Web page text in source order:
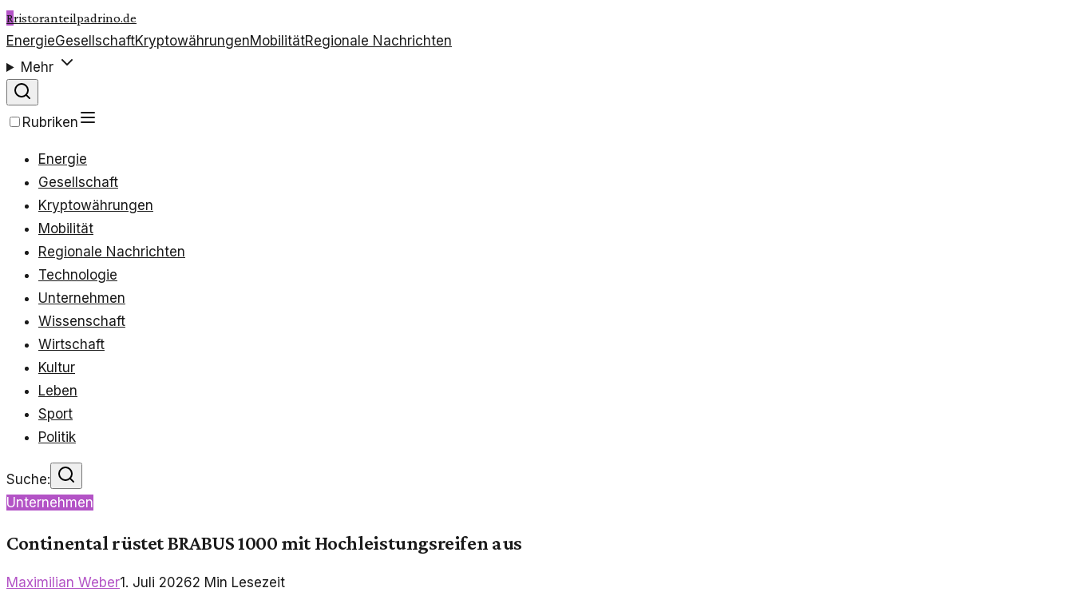
Rristoranteilpadrino.de
EnergieGesellschaftKryptowährungenMobilitätRegionale Nachrichten
Mehr
Rubriken
Energie
Gesellschaft
Kryptowährungen
Mobilität
Regionale Nachrichten
Technologie
Unternehmen
Wissenschaft
Wirtschaft
Kultur
Leben
Sport
Politik
Suche:
Unternehmen
Continental rüstet BRABUS 1000 mit Hochleistungsreifen aus
Maximilian Weber1. Juli 20262 Min Lesezeit